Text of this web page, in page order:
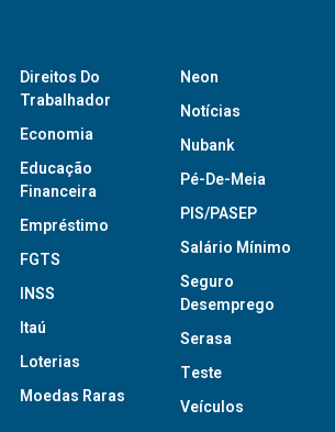
Direitos Do
Trabalhador
Economia
Educação
Financeira
Empréstimo
FGTS
INSS
Itaú
Loterias
Moedas Raras
Neon
Notícias
Nubank
Pé-De-Meia
PIS/PASEP
Salário Mínimo
Seguro
Desemprego
Serasa
Teste
Veículos